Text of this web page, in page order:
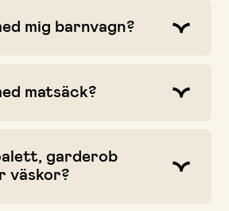
mig barnvagn?
matsäck?
garderob
väskor?